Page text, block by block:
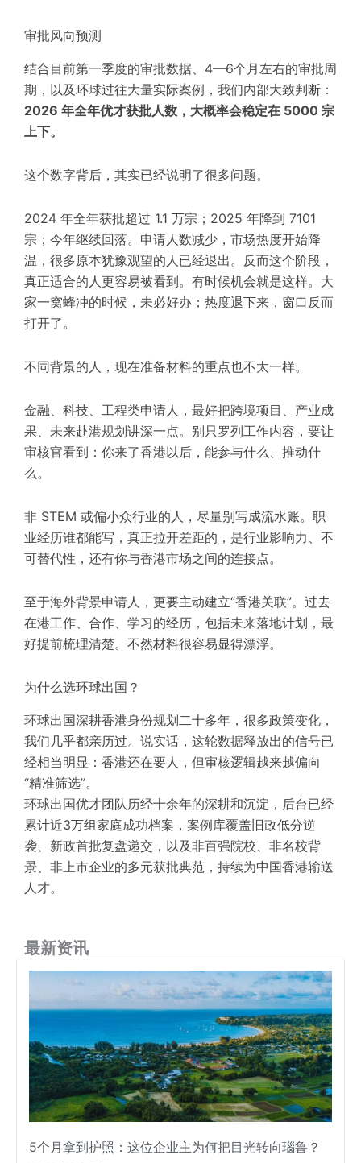
审批风向预测
结合目前第一季度的审批数据、4—6个月左右的审批周
期，以及环球过往大量实际案例，我们内部大致判断：
2026 年全年优才获批人数，大概率会稳定在 5000 宗
上下。
这个数字背后，其实已经说明了很多问题。
2024 年全年获批超过 1.1 万宗；2025 年降到 7101
宗；今年继续回落。申请人数减少，市场热度开始降
温，很多原本犹豫观望的人已经退出。反而这个阶段，
真正适合的人更容易被看到。有时候机会就是这样。大
家一窝蜂冲的时候，未必好办；热度退下来，窗口反而
打开了。
不同背景的人，现在准备材料的重点也不太一样。
金融、科技、工程类申请人，最好把跨境项目、产业成
果、未来赴港规划讲深一点。别只罗列工作内容，要让
审核官看到：你来了香港以后，能参与什么、推动什
么。
非 STEM 或偏小众行业的人，尽量别写成流水账。职
业经历谁都能写，真正拉开差距的，是行业影响力、不
可替代性，还有你与香港市场之间的连接点。
至于海外背景申请人，更要主动建立“香港关联”。过去
在港工作、合作、学习的经历，包括未来落地计划，最
好提前梳理清楚。不然材料很容易显得漂浮。
为什么选环球出国？
环球出国深耕香港身份规划二十多年，很多政策变化，
我们几乎都亲历过。说实话，这轮数据释放出的信号已
经相当明显：香港还在要人，但审核逻辑越来越偏向
“精准筛选”。
环球出国优才团队历经十余年的深耕和沉淀，后台已经
累计近3万组家庭成功档案，案例库覆盖旧政低分逆
袭、新政首批复盘递交，以及非百强院校、非名校背
景、 非上市企业的多元获批典范，持续为中国香港输送
人才。
最新资讯
5个月拿到护照：这位企业主为何把目光转向瑙鲁？